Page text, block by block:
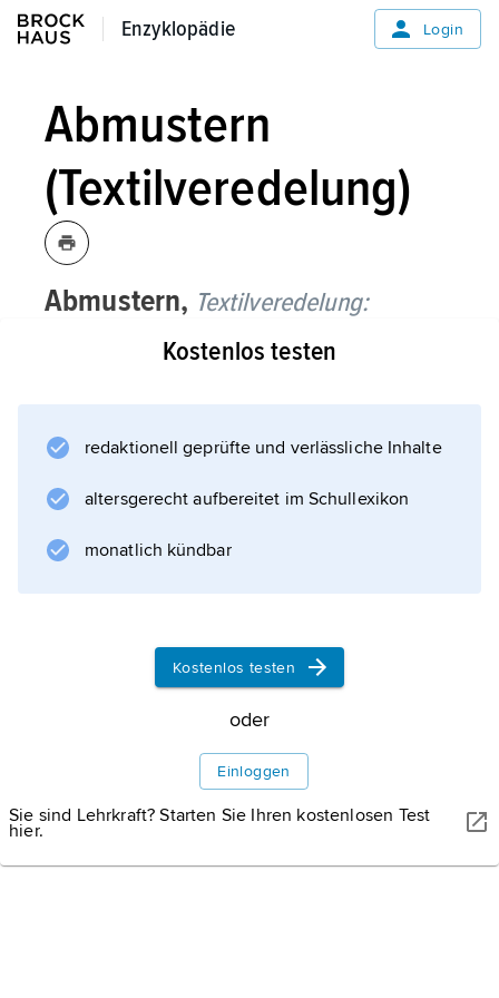
Enzyklopädie
Enzyklopädie Login
Abmustern
(Textilveredelung)
Abmustern, Textilveredelung:
visuelles Prüfen und Beurteilen der farblichen
(»Urmuster«); dabei sind die
berücksichtigen.
Kostenlos testen
redaktionell geprüfte und verlässliche Inhalte
altersgerecht aufbereitet im Schullexikon
monatlich kündbar
Kostenlos testen
oder
Einloggen
Sie sind Lehrkraft? Starten Sie Ihren kostenlosen Test
hier.